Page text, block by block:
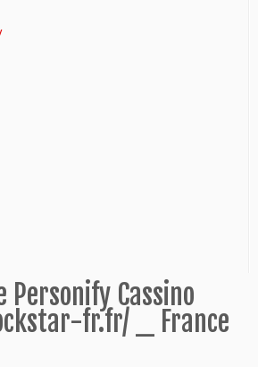
Personify Cassino
fr.fr/ _ France